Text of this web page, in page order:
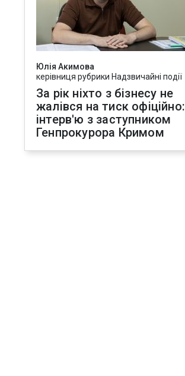
Юлія Акимова
керівниця рубрики Надзвичайні події
За рік ніхто з бізнесу не
жалівся на тиск офіційно:
інтерв'ю з заступником
Генпрокурора Кримом